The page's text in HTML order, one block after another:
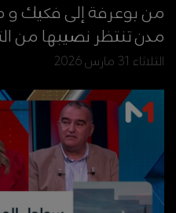
من بوعرفة إلى فكيك و
مدن تنتظر نصيبها من
الثلاثاء 31 مارس 2026